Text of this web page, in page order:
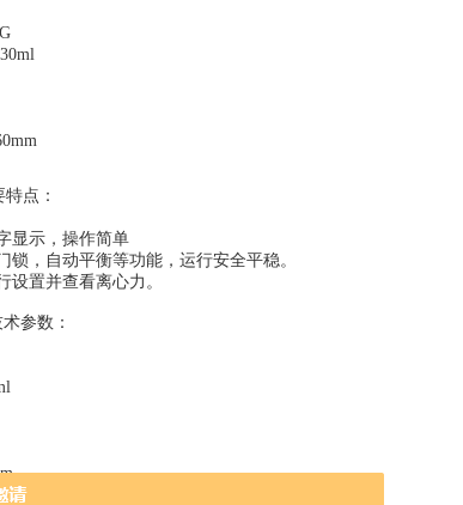
点：
显示，操作简单
锁，自动平衡等功能，运行安全平稳。
设置并查看离心力。
参数：